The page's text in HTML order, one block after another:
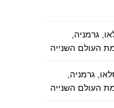
גרמניה,
העולם השנייה
גרמניה,
העולם השנייה